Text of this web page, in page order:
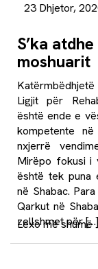
23 Dhjetor,
S’ka
moshuarit
Ligjit për
është ende e
kompetente
nxjerrë
Mirëpo fokusi i
është tek puna
në Shabac.
Qarkut në
zellshmet për […]
Lexo më shumë